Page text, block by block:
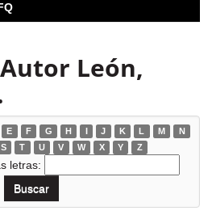
León,
E F G H I J K L M
N
S T U V W X Y Z
letras: